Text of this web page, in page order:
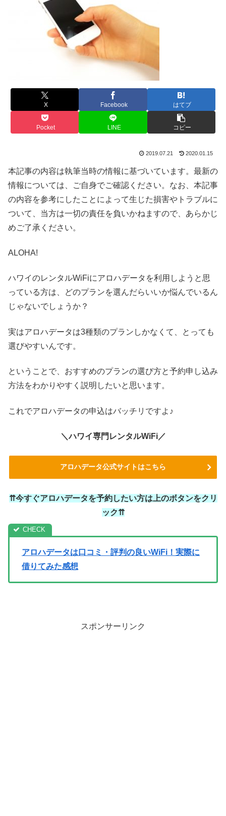
X Facebook はてブ
Pocket LINE コピー
2019.07.21 2020.01.15
本記事の内容は執筆当時の情報に基づいています。最新の
情報については、ご自身でご確認ください。なお、本記事
の内容を参考にしたことによって生じた損害やトラブルに
ついて、当方は一切の責任を負いかねますので、あらかじ
めご了承ください。
ALOHA!
ハワイのレンタルWiFiにアロハデータを利用しようと思
っている方は、どのプランを選んだらいいか悩んでいるん
じゃないでしょうか？
実はアロハデータは3種類のプランしかなくて、とっても
選びやすいんです。
ということで、おすすめのプランの選び方と予約申し込み
方法をわかりやすく説明したいと思います。
これでアロハデータの申込はバッチリですよ♪
＼ハワイ専門レンタルWiFi／
アロハデータ公式サイトはこちら
⇈今すぐアロハデータを予約したい方は上のボタンをクリ
ック⇈
アロハデータは口コミ・評判の良いWiFi！実際に
借りてみた感想
スポンサーリンク